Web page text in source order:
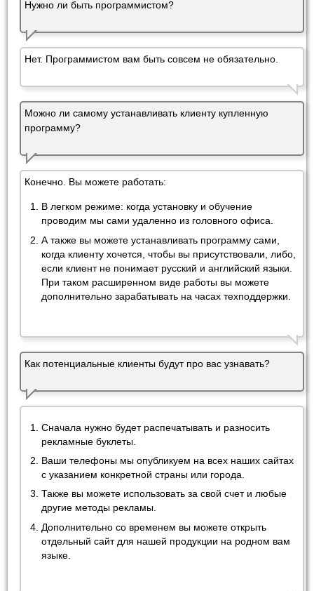
Нужно ли быть программистом?
Нет. Программистом вам быть совсем не обязательно.
Можно ли самому устанавливать клиенту купленную
программу?
Конечно. Вы можете работать:
В легком режиме: когда установку и обучение
проводим мы сами удаленно из головного офиса.
А также вы можете устанавливать программу сами,
когда клиенту хочется, чтобы вы присутствовали, либо,
если клиент не понимает русский и английский языки.
При таком расширенном виде работы вы можете
дополнительно зарабатывать на часах техподдержки.
Как потенциальные клиенты будут про вас узнавать?
Сначала нужно будет распечатывать и разносить
рекламные буклеты.
Ваши телефоны мы опубликуем на всех наших сайтах
с указанием конкретной страны или города.
Также вы можете использовать за свой счет и любые
другие методы рекламы.
Дополнительно со временем вы можете открыть
отдельный сайт для нашей продукции на родном вам
языке.